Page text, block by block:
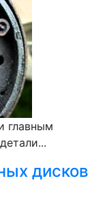
главным
дисков